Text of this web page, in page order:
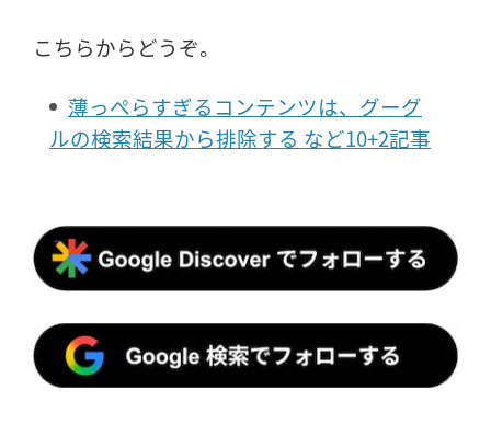
こちらからどうぞ。
薄っぺらすぎるコンテンツは、グーグ
ルの検索結果から排除する など10+2記事